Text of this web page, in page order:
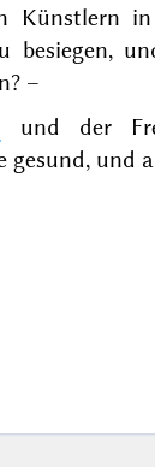
Künstlern
besiegen,
–
und der
und